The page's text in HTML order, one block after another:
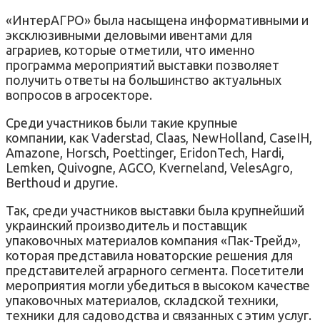
«ИнтерАГРО» была насыщена информативными и
эксклюзивными деловыми ивентами для
аграриев, которые отметили, что именно
программа мероприятий выставки позволяет
получить ответы на большинство актуальных
вопросов в агросекторе.
Среди участников были такие крупные
компании, как Vaderstad, Claas, NewHolland, CaseIH,
Amazone, Horsch, Poettinger, EridonTech, Hardi,
Lemken, Quivogne, AGCO, Kverneland, VelesAgro,
Berthoud и другие.
Так, среди участников выставки была крупнейший
украинский производитель и поставщик
упаковочных материалов компания «Пак-Трейд»,
которая представила новаторские решения для
представителей аграрного сегмента. Посетители
мероприятия могли убедиться в высоком качестве
упаковочных материалов, складской техники,
техники для садоводства и связанных с этим услуг.